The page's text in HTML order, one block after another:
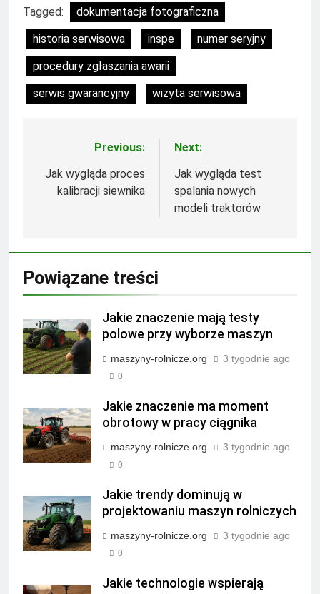
Tagged:
dokumentacja fotograficzna
historia serwisowa
inspe
numer seryjny
procedury zgłaszania awarii
serwis gwarancyjny
wizyta serwisowa
Nawigacja
wpisu
Previous:
Jak wygląda proces
kalibracji siewnika
Next:
Jak wygląda test
spalania nowych
modeli traktorów
Powiązane treści
Jakie znaczenie mają testy
polowe przy wyborze maszyn
maszyny-rolnicze.org 3 tygodnie ago
0
Jakie znaczenie ma moment
obrotowy w pracy ciągnika
maszyny-rolnicze.org 3 tygodnie ago
0
Jakie trendy dominują w
projektowaniu maszyn rolniczych
maszyny-rolnicze.org 3 tygodnie ago
0
Jakie technologie wspierają